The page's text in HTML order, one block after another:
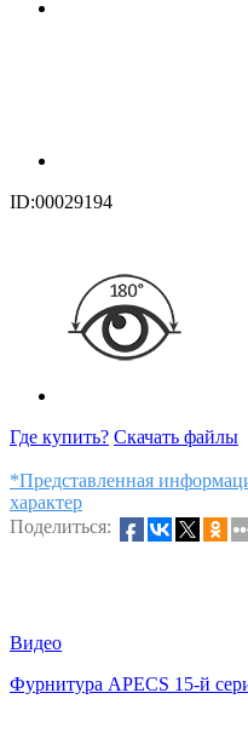
ID:00029194
Где купить? Скачать файлы
*Представленная
характер
Поделиться:
Видео
Фурнитура APECS 15-й